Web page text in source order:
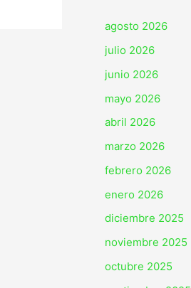
agosto 2026
julio 2026
junio 2026
mayo 2026
abril 2026
marzo 2026
febrero 2026
enero 2026
diciembre 2025
noviembre 2025
octubre 2025